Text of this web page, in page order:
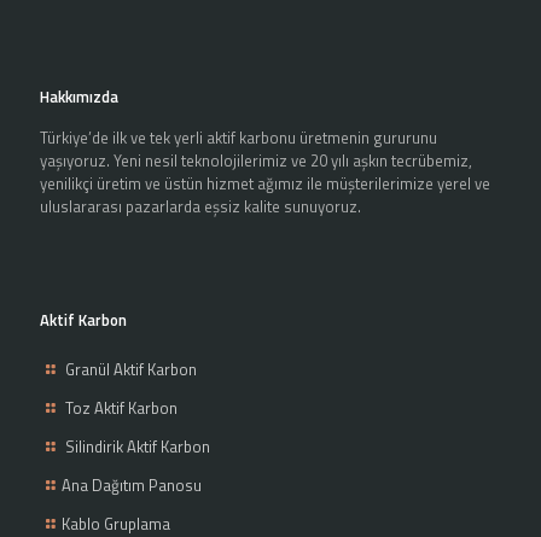
Hakkımızda
Türkiye’de ilk ve tek yerli aktif karbonu üretmenin gururunu
yaşıyoruz. Yeni nesil teknolojilerimiz ve 20 yılı aşkın tecrübemiz,
yenilikçi üretim ve üstün hizmet ağımız ile müşterilerimize yerel ve
uluslararası pazarlarda eşsiz kalite sunuyoruz.
Aktif Karbon
Granül Aktif Karbon
Toz Aktif Karbon
Silindirik Aktif Karbon
Ana Dağıtım Panosu
Kablo Gruplama